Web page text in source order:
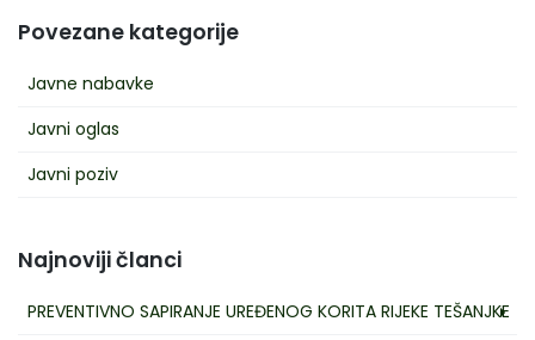
Povezane kategorije
Javne nabavke
Javni oglas
Javni poziv
Najnoviji članci
PREVENTIVNO SAPIRANJE UREĐENOG KORITA RIJEKE TEŠANJKE